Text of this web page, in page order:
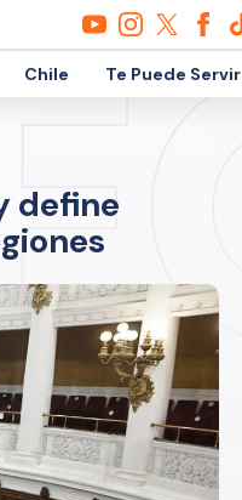
Chile Te Puede Servir
define